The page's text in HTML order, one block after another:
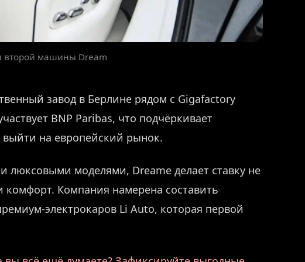
второй машины Dream
завод в Берлине рядом с Gigafactory
BNP Paribas, что подчёркивает
на европейский рынок.
люксовыми моделями, Dreame делает ставку не
комфорт. Компания намерена составить
электрокаров Li Auto, которая первой